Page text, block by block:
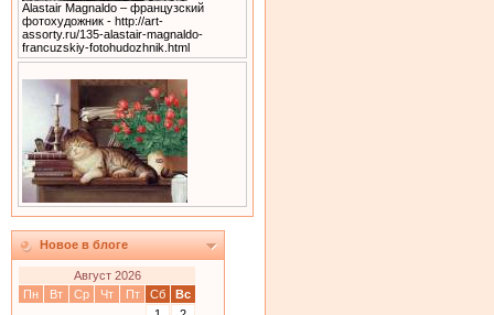
Alastair Magnaldo – французский
фотохудожник - http://art-
assorty.ru/135-alastair-magnaldo-
francuzskiy-fotohudozhnik.html
Новое в блоге
Август 2026
Пн
Вт Ср Чт Пт Сб
Вс